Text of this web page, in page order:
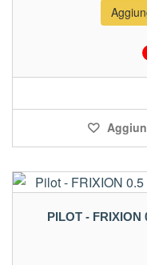
PILOT - FRIXION